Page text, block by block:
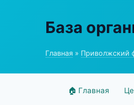
База
Главная » Приволжский
🏠 Главная